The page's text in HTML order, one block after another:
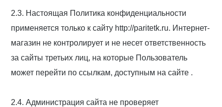
2.3. Настоящая Политика конфиденциальности
применяется только к сайту http://paritetk.ru. Интернет-
магазин не контролирует и не несет ответственность
за сайты третьих лиц, на которые Пользователь
может перейти по ссылкам, доступным на сайте .
2.4. Администрация сайта не проверяет